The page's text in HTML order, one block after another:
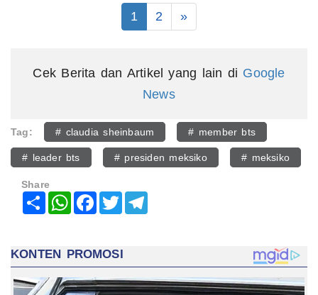
1 2 »
Cek Berita dan Artikel yang lain di Google
News
Tag: # claudia sheinbaum # member bts
# leader bts # presiden meksiko # meksiko
Share
Share WhatsAppFacebook
Twitter